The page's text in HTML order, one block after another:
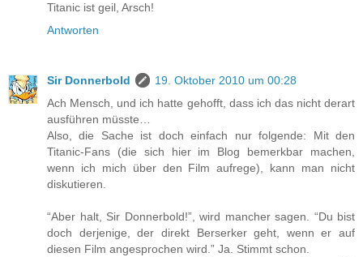
Titanic ist geil, Arsch!
Antworten
Sir Donnerbold
19. Oktober 2010 um 00:28
Ach Mensch, und ich hatte gehofft, dass ich das nicht derart
ausführen müsste…
Also, die Sache ist doch einfach nur folgende: Mit den
Titanic-Fans (die sich hier im Blog bemerkbar machen,
wenn ich mich über den Film aufrege), kann man nicht
diskutieren.
“Aber halt, Sir Donnerbold!”, wird mancher sagen. “Du bist
doch derjenige, der direkt Berserker geht, wenn er auf
diesen Film angesprochen wird.” Ja. Stimmt schon.